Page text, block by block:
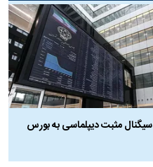
سیگنال مثبت دیپلماسی به بورس